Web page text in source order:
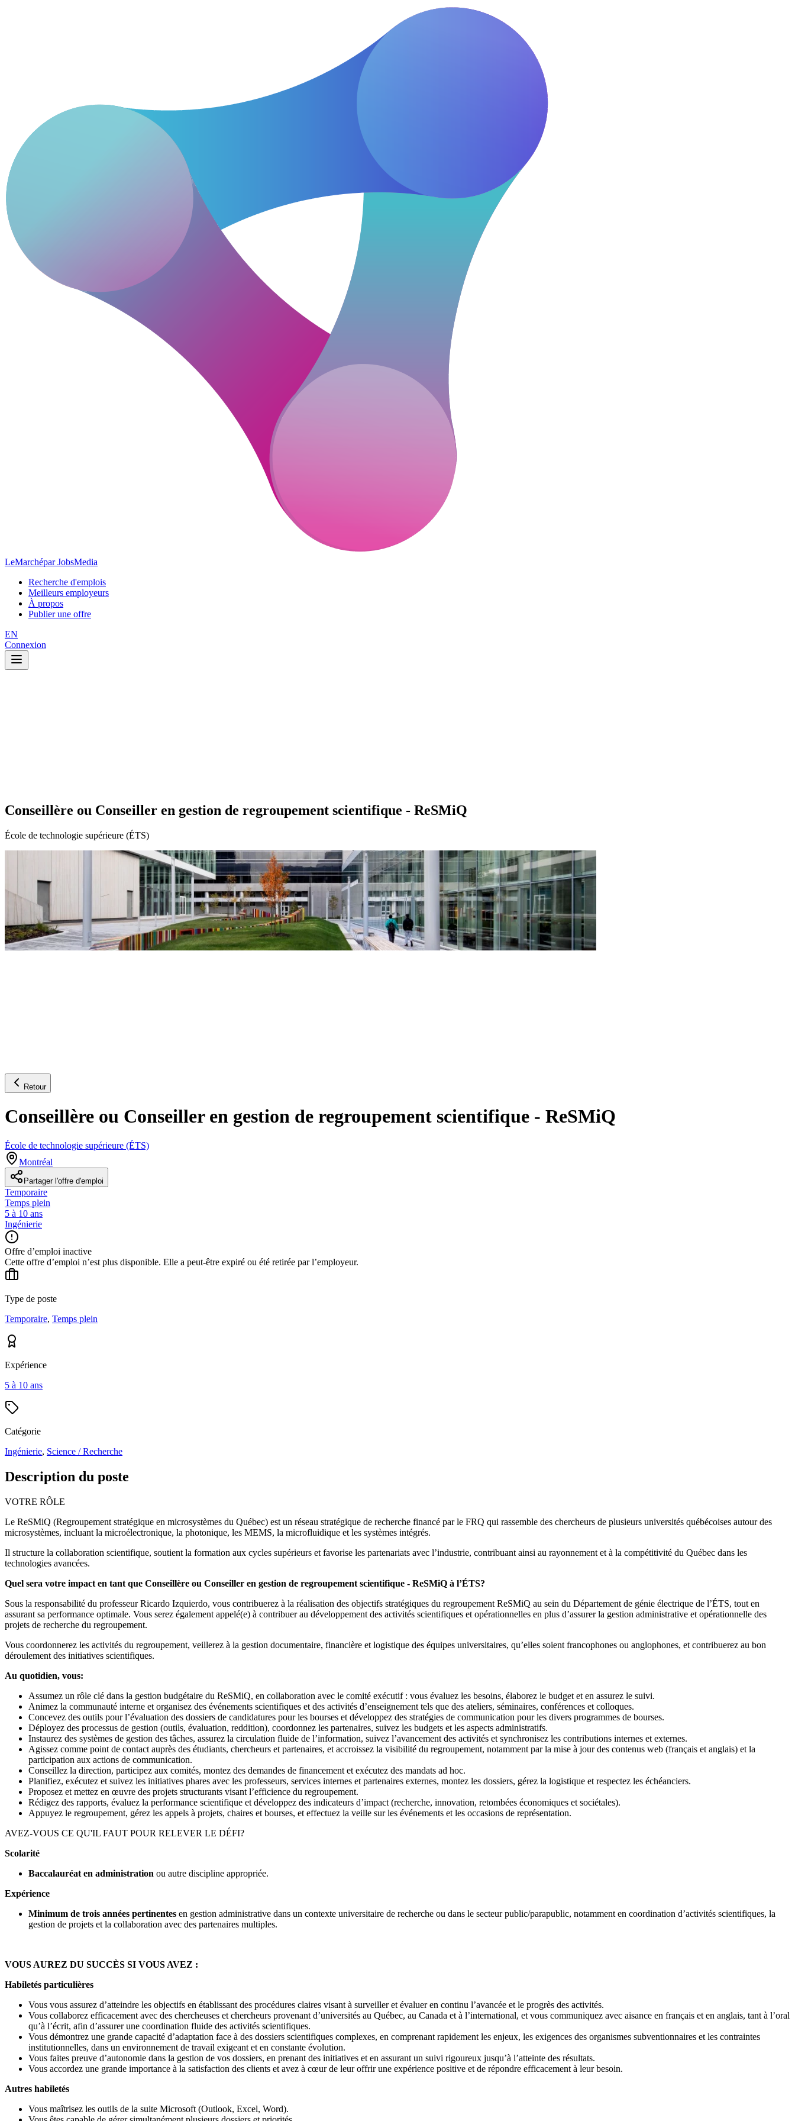
LeMarchépar JobsMedia
Recherche d'emplois
Meilleurs employeurs
À propos
Publier une offre
EN
Connexion
Conseillère ou Conseiller en gestion de regroupement scientifique - ReSMiQ
École de technologie supérieure (ÉTS)
Retour
Conseillère ou Conseiller en gestion de regroupement scientifique - ReSMiQ
École de technologie supérieure (ÉTS)
Montréal
Partager l'offre d'emploi
Temporaire
Temps plein
5 à 10 ans
Ingénierie
Offre d’emploi inactive
Cette offre d’emploi n’est plus disponible. Elle a peut-être expiré ou été retirée par l’employeur.
Type de poste
Temporaire, Temps plein
Expérience
5 à 10 ans
Catégorie
Ingénierie, Science / Recherche
Description du poste
VOTRE RÔLE
Le ReSMiQ (Regroupement stratégique en microsystèmes du Québec) est un réseau stratégique de recherche financé par le FRQ qui rassemble des chercheurs de plusieurs universités québécoises autour des
microsystèmes, incluant la microélectronique, la photonique, les MEMS, la microfluidique et les systèmes intégrés.
Il structure la collaboration scientifique, soutient la formation aux cycles supérieurs et favorise les partenariats avec l’industrie, contribuant ainsi au rayonnement et à la compétitivité du Québec dans les
technologies avancées.
Quel sera votre impact en tant que Conseillère ou Conseiller en gestion de regroupement scientifique - ReSMiQ à l’ÉTS?
Sous la responsabilité du professeur Ricardo Izquierdo, vous contribuerez à la réalisation des objectifs stratégiques du regroupement ReSMiQ au sein du Département de génie électrique de l’ÉTS, tout en
assurant sa performance optimale. Vous serez également appelé(e) à contribuer au développement des activités scientifiques et opérationnelles en plus d’assurer la gestion administrative et opérationnelle des
projets de recherche du regroupement.
Vous coordonnerez les activités du regroupement, veillerez à la gestion documentaire, financière et logistique des équipes universitaires, qu’elles soient francophones ou anglophones, et contribuerez au bon
déroulement des initiatives scientifiques.
Au quotidien, vous:
Assumez un rôle clé dans la gestion budgétaire du ReSMiQ, en collaboration avec le comité exécutif : vous évaluez les besoins, élaborez le budget et en assurez le suivi.
Animez la communauté interne et organisez des événements scientifiques et des activités d’enseignement tels que des ateliers, séminaires, conférences et colloques.
Concevez des outils pour l’évaluation des dossiers de candidatures pour les bourses et développez des stratégies de communication pour les divers programmes de bourses.
Déployez des processus de gestion (outils, évaluation, reddition), coordonnez les partenaires, suivez les budgets et les aspects administratifs.
Instaurez des systèmes de gestion des tâches, assurez la circulation fluide de l’information, suivez l’avancement des activités et synchronisez les contributions internes et externes.
Agissez comme point de contact auprès des étudiants, chercheurs et partenaires, et accroissez la visibilité du regroupement, notamment par la mise à jour des contenus web (français et anglais) et la
participation aux actions de communication.
Conseillez la direction, participez aux comités, montez des demandes de financement et exécutez des mandats ad hoc.
Planifiez, exécutez et suivez les initiatives phares avec les professeurs, services internes et partenaires externes, montez les dossiers, gérez la logistique et respectez les échéanciers.
Proposez et mettez en œuvre des projets structurants visant l’efficience du regroupement.
Rédigez des rapports, évaluez la performance scientifique et développez des indicateurs d’impact (recherche, innovation, retombées économiques et sociétales).
Appuyez le regroupement, gérez les appels à projets, chaires et bourses, et effectuez la veille sur les événements et les occasions de représentation.
AVEZ-VOUS CE QU'IL FAUT POUR RELEVER LE DÉFI?
Scolarité
Baccalauréat en administration ou autre discipline appropriée.
Expérience
Minimum de trois années pertinentes en gestion administrative dans un contexte universitaire de recherche ou dans le secteur public/parapublic, notamment en coordination d’activités scientifiques, la
gestion de projets et la collaboration avec des partenaires multiples.
VOUS AUREZ DU SUCCÈS SI VOUS AVEZ :
Habiletés particulières
Vous vous assurez d’atteindre les objectifs en établissant des procédures claires visant à surveiller et évaluer en continu l’avancée et le progrès des activités.
Vous collaborez efficacement avec des chercheuses et chercheurs provenant d’universités au Québec, au Canada et à l’international, et vous communiquez avec aisance en français et en anglais, tant à l’oral
qu’à l’écrit, afin d’assurer une coordination fluide des activités scientifiques.
Vous démontrez une grande capacité d’adaptation face à des dossiers scientifiques complexes, en comprenant rapidement les enjeux, les exigences des organismes subventionnaires et les contraintes
institutionnelles, dans un environnement de travail exigeant et en constante évolution.
Vous faites preuve d’autonomie dans la gestion de vos dossiers, en prenant des initiatives et en assurant un suivi rigoureux jusqu’à l’atteinte des résultats.
Vous accordez une grande importance à la satisfaction des clients et avez à cœur de leur offrir une expérience positive et de répondre efficacement à leur besoin.
Autres habiletés
Vous maîtrisez les outils de la suite Microsoft (Outlook, Excel, Word).